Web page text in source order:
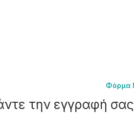
Φόρμα
την εγγραφή